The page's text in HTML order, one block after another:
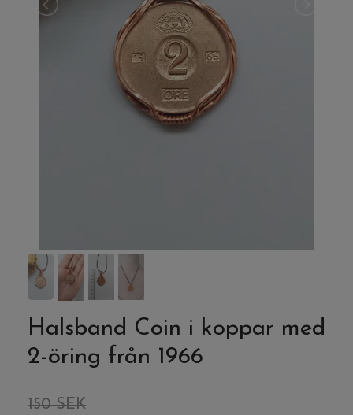
Halsband Coin i koppar med
2-öring från 1966
150 SEK